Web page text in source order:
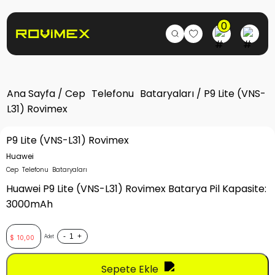
0
Ana Sayfa / Cep Telefonu Bataryaları / P9 Lite (VNS-
L31) Rovimex
P9 Lite (VNS-L31) Rovimex
Huawei
Cep Telefonu Bataryaları
Huawei P9 Lite (VNS-L31) Rovimex Batarya Pil Kapasite:
3000mAh
$ 10,00 Adet - +
Sepete Ekle